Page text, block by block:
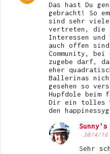
Das hast Du
gebracht! So
sind sehr viele
vertreten, die
Interessen und
auch offen
Community, bei
zugebe darf,
eher
Ballerinas
gesehen so
Hupfdole beim
Dir ein tolles
den
30/4/16
Sehr